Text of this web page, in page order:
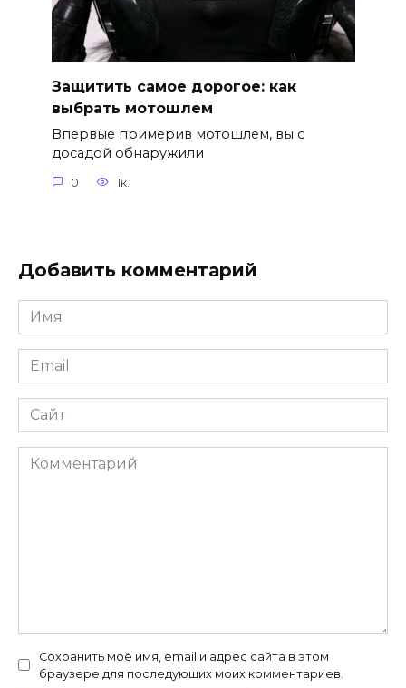
Защитить самое дорогое: как
выбрать мотошлем
Впервые примерив мотошлем, вы с
досадой обнаружили
0 1к.
Добавить комментарий
Имя
*
Email
*
Сайт
Комментарий
Сохранить моё имя, email и адрес сайта в этом
браузере для последующих моих комментариев.